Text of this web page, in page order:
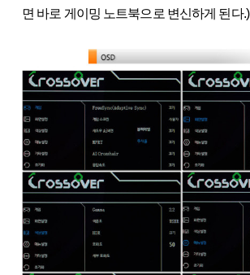
면 바로 게이밍 노트북으로 변신하게 된다.)